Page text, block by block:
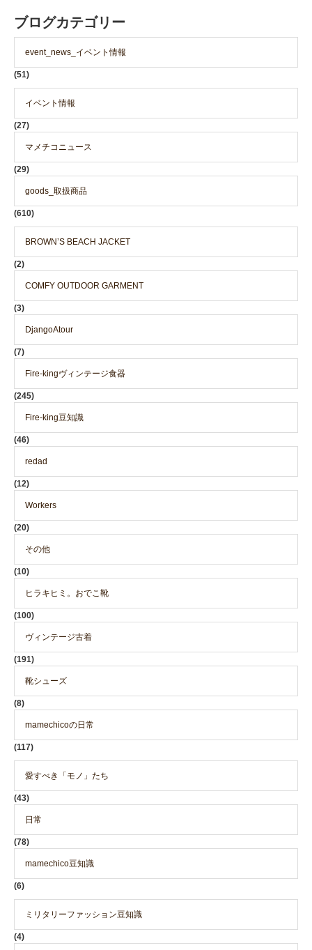
ブログカテゴリー
event_news_イベント情報
(51)
イベント情報
(27)
マメチコニュース
(29)
goods_取扱商品
(610)
BROWN’S BEACH JACKET
(2)
COMFY OUTDOOR GARMENT
(3)
DjangoAtour
(7)
Fire-kingヴィンテージ食器
(245)
Fire-king豆知識
(46)
redad
(12)
Workers
(20)
その他
(10)
ヒラキヒミ。おでこ靴
(100)
ヴィンテージ古着
(191)
靴シューズ
(8)
mamechicoの日常
(117)
愛すべき「モノ」たち
(43)
日常
(78)
mamechico豆知識
(6)
ミリタリーファッション豆知識
(4)